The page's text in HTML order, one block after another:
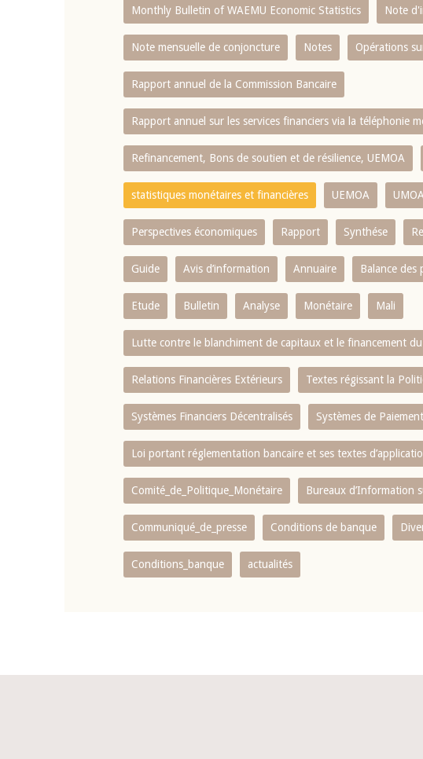
Monthly Bulletin of WAEMU Economic Statistics Note
Note mensuelle de conjoncture Notes Opérations
Rapport annuel de la Commission Bancaire
Rapport annuel sur les services financiers via la téléphonie
Refinancement, Bons de soutien et de résilience, UEMOA
statistiques monétaires et financières UEMOA UMOA
Perspectives économiques Rapport Synthése
Guide Avis d’information Annuaire Balance des
Etude Bulletin Analyse Monétaire Mali
Lutte contre le blanchiment de capitaux et le financement
Relations Financières Extérieurs Textes régissant la
Systèmes Financiers Décentralisés Systèmes de Paiement
Loi portant réglementation bancaire et ses textes
Comité_de_Politique_Monétaire Bureaux d’Information
Communiqué_de_presse Conditions de banque
Conditions_banque actualités